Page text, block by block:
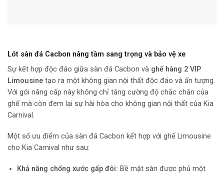
Lót sàn đá Cacbon nâng tầm sang trọng và bảo vệ xe
Sự kết hợp độc đáo giữa sàn đá Cacbon và ghế hàng 2 VIP
Limousine tạo ra một không gian nội thất độc đáo và ấn tượng.
Với gói nâng cấp này không chỉ tăng cường độ chắc chắn của
ghế mà còn đem lại sự hài hòa cho không gian nội thất của Kia
Carnival.
Một số ưu điểm của sàn đá Cacbon kết hợp với ghế Limousine
cho Kia Carnival như sau:
Khả năng chống xước gấp đôi: Bề mặt sàn được phủ một